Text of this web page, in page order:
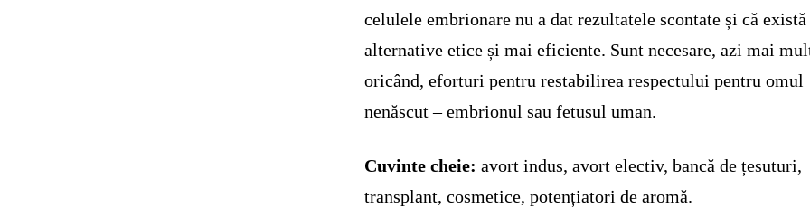
celulele embrionare nu a dat rezultatele scontate și că există
alternative etice și mai eficiente. Sunt necesare, azi mai
oricând, eforturi pentru restabilirea respectului pentru omul
nenăscut – embrionul sau fetusul uman.
Cuvinte cheie: avort indus, avort electiv, bancă de țesuturi,
transplant, cosmetice, potențiatori de aromă.